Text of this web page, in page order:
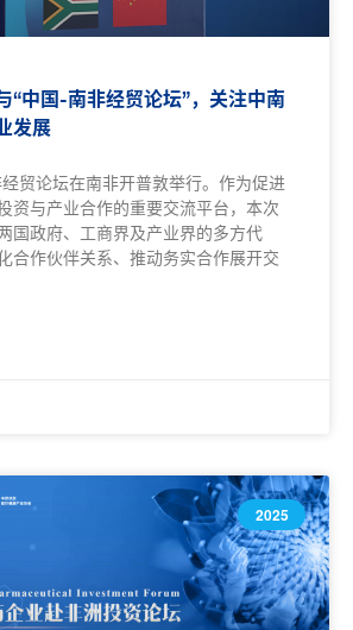
“中国-南非经贸论坛”，关注中南
发展
贸论坛在南非开普敦举行。作为促进
资与产业合作的重要交流平台，本次
国政府、工商界及产业界的多方代
合作伙伴关系、推动务实合作展开交
2025